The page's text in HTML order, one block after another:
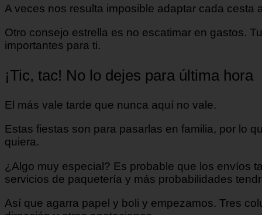
A veces nos resulta imposible adaptar cada
Otro consejo estrella es no escatimar en gastos.
importantes para ti.
¡Tic, tac! No lo dejes para última hora
El más vale tarde que nunca aquí no vale.
Estas fiestas son para pasarlas en familia, por lo
quiera.
¿Algo muy especial? Es probable que los envíos
servicios de paquetería y más probabilidades
Así que agarra papel y boli y empezamos. Tres